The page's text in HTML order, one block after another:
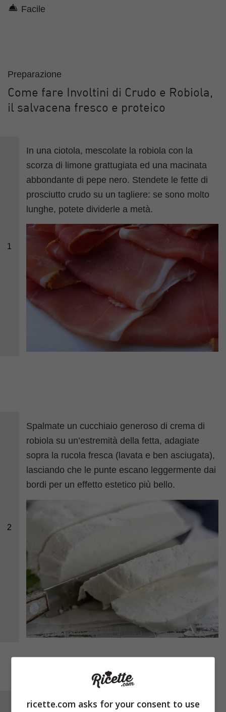
Facile
Preparazione
Come fare Involtini di Crudo e Robiola,
il salvacena fresco e proteico
1
In una ciotola, mescolate la robiola con la
scorza di limone grattugiata ed una macinata
abbondante di pepe nero. Stendete le fette di
prosciutto crudo su un tagliere: se sono molto
lunghe, potete dividerle a metà.
2
Spalmate un cucchiaio generoso di crema di
robiola su un’estremità della fetta, adagiate
sopra la rucola fresca (lavata e ben asciugata),
lasciando che le punte escano leggermente dai
bordi per un effetto estetico più bello.
Arrotolate il prosciutto su se stesso stringendo
ricette.com asks for your consent to use